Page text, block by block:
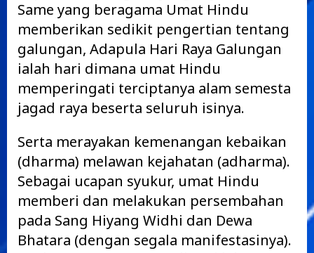
Same yang beragama Umat Hindu
memberikan sedikit pengertian tentang
galungan, Adapula Hari Raya Galungan
ialah hari dimana umat Hindu
memperingati terciptanya alam semesta
jagad raya beserta seluruh isinya.
Serta merayakan kemenangan kebaikan
(dharma) melawan kejahatan (adharma).
Sebagai ucapan syukur, umat Hindu
memberi dan melakukan persembahan
pada Sang Hiyang Widhi dan Dewa
Bhatara (dengan segala manifestasinya).